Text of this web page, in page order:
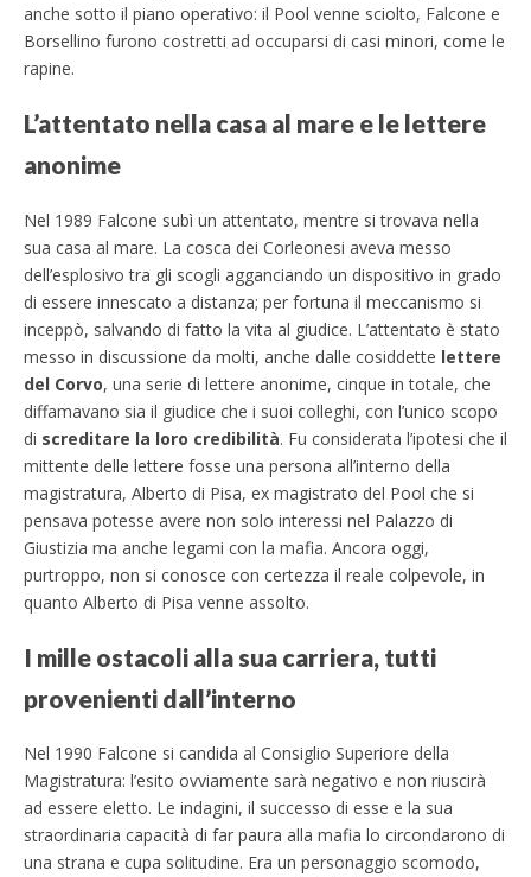
anche sotto il piano operativo: il Pool venne sciolto, Falcone e
Borsellino furono costretti ad occuparsi di casi minori, come le
rapine.
L’attentato nella casa al mare e le lettere
anonime
Nel 1989 Falcone subì un attentato, mentre si trovava nella
sua casa al mare. La cosca dei Corleonesi aveva messo
dell’esplosivo tra gli scogli agganciando un dispositivo in grado
di essere innescato a distanza; per fortuna il meccanismo si
inceppò, salvando di fatto la vita al giudice. L’attentato è stato
messo in discussione da molti, anche dalle cosiddette lettere
del Corvo, una serie di lettere anonime, cinque in totale, che
diffamavano sia il giudice che i suoi colleghi, con l’unico scopo
di screditare la loro credibilità. Fu considerata l’ipotesi che il
mittente delle lettere fosse una persona all’interno della
magistratura, Alberto di Pisa, ex magistrato del Pool che si
pensava potesse avere non solo interessi nel Palazzo di
Giustizia ma anche legami con la mafia. Ancora oggi,
purtroppo, non si conosce con certezza il reale colpevole, in
quanto Alberto di Pisa venne assolto.
I mille ostacoli alla sua carriera, tutti
provenienti dall’interno
Nel 1990 Falcone si candida al Consiglio Superiore della
Magistratura: l’esito ovviamente sarà negativo e non riuscirà
ad essere eletto. Le indagini, il successo di esse e la sua
straordinaria capacità di far paura alla mafia lo circondarono di
una strana e cupa solitudine. Era un personaggio scomodo,